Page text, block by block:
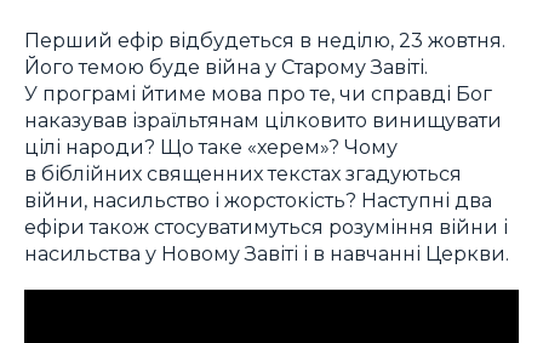
Перший ефір відбудеться в неділю, 23 жовтня.
Його темою буде війна у Старому Завіті.
У програмі йтиме мова про те, чи справді Бог
наказував ізраїльтянам цілковито винищувати
цілі народи? Що таке «херем»? Чому
в біблійних священних текстах згадуються
війни, насильство і жорстокість? Наступні два
ефіри також стосуватимуться розуміння війни і
насильства у Новому Завіті і в навчанні Церкви.